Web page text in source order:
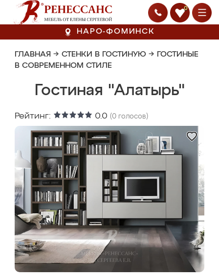
0
НАРО-ФОМИНСК
ГЛАВНАЯ → СТЕНКИ В ГОСТИНУЮ → ГОСТИНЫЕ
В СОВРЕМЕННОМ СТИЛЕ
Гостиная "Алатырь"
Рейтинг: 0.0 (0 голосов)